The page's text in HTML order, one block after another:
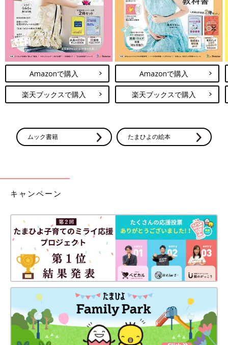
Amazonで購入
楽天ブックスで購入
Amazonで購入
楽天ブックスで購入
ムック書籍 たまひよの絵本
キャンペーン